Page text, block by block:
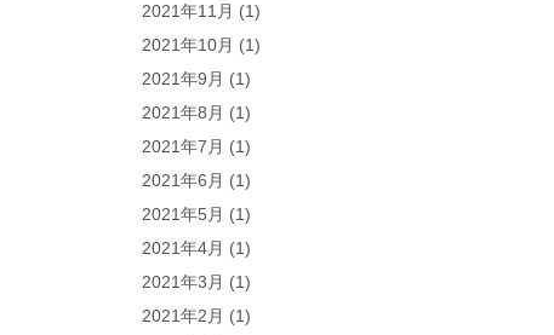
2021年11月 (1)
2021年10月 (1)
2021年9月 (1)
2021年8月 (1)
2021年7月 (1)
2021年6月 (1)
2021年5月 (1)
2021年4月 (1)
2021年3月 (1)
2021年2月 (1)